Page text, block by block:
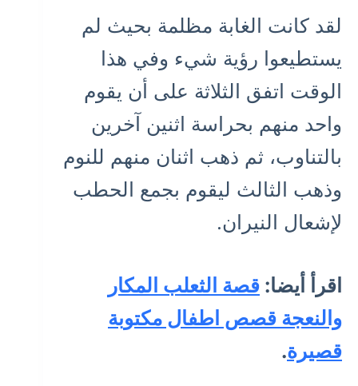
لقد كانت الغابة مظلمة بحيث لم
يستطيعوا رؤية شيء وفي هذا
الوقت اتفق الثلاثة على أن يقوم
واحد منهم بحراسة اثنين آخرين
بالتناوب، ثم ذهب اثنان منهم للنوم
وذهب الثالث ليقوم بجمع الحطب
لإشعال النيران.
اقرأ أيضا: قصة الثعلب المكار
والنعجة قصص اطفال مكتوبة
قصيرة.